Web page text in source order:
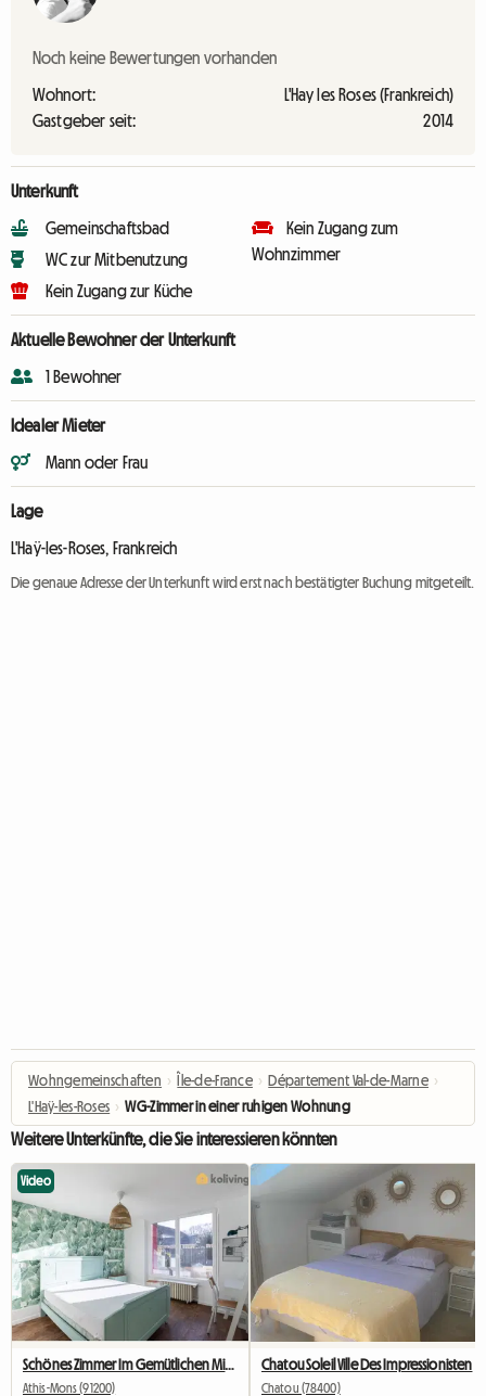
Noch keine Bewertungen vorhanden
Wohnort:
L'Hay les Roses (Frankreich)
Gastgeber seit:
2014
Unterkunft
Gemeinschaftsbad
WC zur Mitbenutzung
Kein Zugang zur Küche
Kein Zugang zum
Wohnzimmer
Aktuelle Bewohner der Unterkunft
1 Bewohner
Idealer Mieter
Mann oder Frau
Lage
L'Haÿ-les-Roses, Frankreich
Die genaue Adresse der Unterkunft wird erst nach bestätigter Buchung mitgeteilt.
Wohngemeinschaften › Île-de-France › Département Val-de-Marne ›
L'Haÿ-les-Roses › WG-Zimmer in einer ruhigen Wohnung
Weitere Unterkünfte, die Sie interessieren könnten
Video
Schönes Zimmer Im Gemütlichen Mitbewohner Nr. 2
Athis-Mons (91200)
Chatou Soleil Ville Des Impressionisten
Chatou (78400)